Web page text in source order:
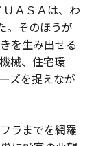
ＡＳＡは、わ
。そのほうが
を生み出せる
械、住宅環
ズを捉えなが
ラまでを網羅